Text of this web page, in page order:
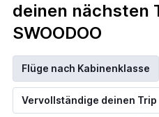
deinen nächsten
SWOODOO
Flüge nach Kabinenklasse
Vervollständige deinen Trip